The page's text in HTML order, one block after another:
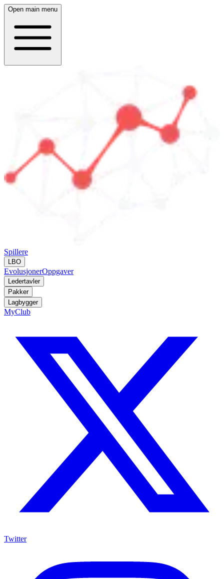
Open main menu
Spillere
LBO
EvolusjonerOppgaver
Ledertavler
Pakker
Lagbygger
MyClub
Twitter